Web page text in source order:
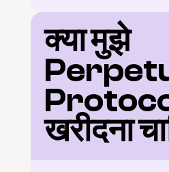
क्या मुझे
खरीदना